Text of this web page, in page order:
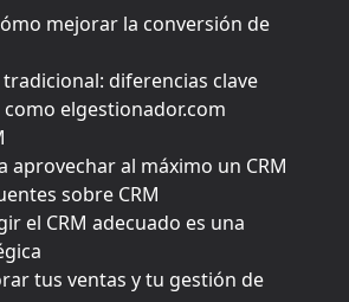
mejorar la conversión de
tradicional: diferencias clave
como elgestionador.com
aprovechar al máximo un CRM
sobre CRM
el CRM adecuado es una
tus ventas y tu gestión de